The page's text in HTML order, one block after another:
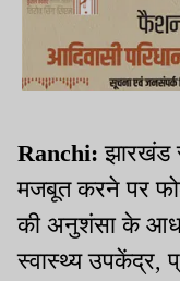
Ranchi:झारखंड
मजबूत करने पर
की अनुशंसा के
स्वास्थ्य उपकेंद्र,